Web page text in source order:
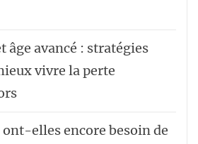
âge avancé : stratégies
vivre la perte
ont-elles encore besoin de